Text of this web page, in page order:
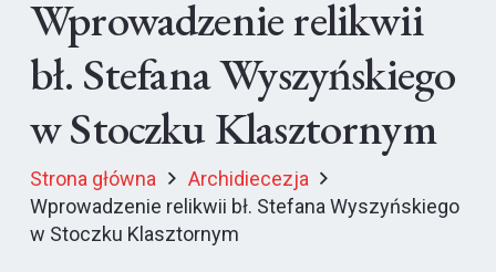
Wprowadzenie relikwii
bł. Stefana Wyszyńskiego
w Stoczku Klasztornym
Strona główna
Archidiecezja
Wprowadzenie relikwii bł. Stefana Wyszyńskiego
w Stoczku Klasztornym